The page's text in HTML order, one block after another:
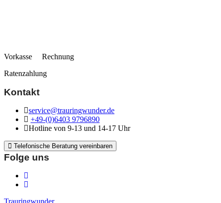
Vorkasse Rechnung
Ratenzahlung
Kontakt
service@trauringwunder.de
+49-(0)6403 9796890
Hotline von 9-13 und 14-17 Uhr
Telefonische Beratung vereinbaren
Folge uns
Trauringwunder